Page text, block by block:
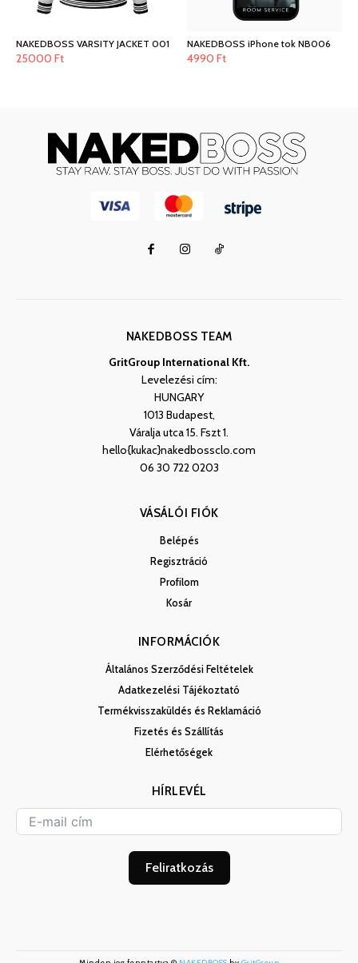
NAKEDBOSS VARSITY JACKET 001
25000 Ft
NAKEDBOSS iPhone tok NB006
4990 Ft
NAKEDBOSS TEAM
GritGroup International Kft.
Levelezési cím:
HUNGARY
1013 Budapest,
Váralja utca 15. Fszt 1.
hello{kukac}nakedbossclo.com
06 30 722 0203
VÁSÁLÓI FIÓK
Belépés
Regisztráció
Profilom
Kosár
INFORMÁCIÓK
Általános Szerződési Feltételek
Adatkezelési Tájékoztató
Termékvisszaküldés és Reklamáció
Fizetés és Szállítás
Elérhetőségek
HÍRLEVÉL
Feliratkozás